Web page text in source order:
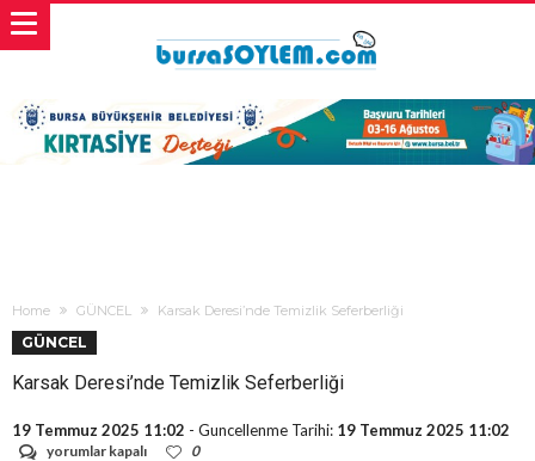
Home GÜNCEL Karsak Deresi’nde Temizlik Seferberliği
GÜNCEL
Karsak Deresi’nde Temizlik Seferberliği
19 Temmuz 2025 11:02 - Guncellenme Tarihi: 19 Temmuz 2025 11:02
Karsak
yorumlar kapalı 0